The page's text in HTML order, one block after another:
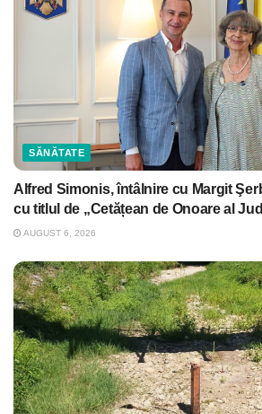
SĂNĂTATE
Alfred Simonis, întâlnire cu Margit
cu titlul de „Cetățean de Onoare al
AUGUST 6, 2026